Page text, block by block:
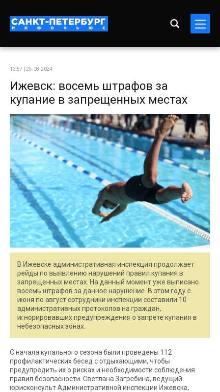
13:57 | 25-08-2024
Ижевск: восемь штрафов за
купание в запрещенных местах
В Ижевске административная инспекция продолжает
рейды по выявлению нарушений правил купания в
запрещенных местах. На данный момент уже выписано
восемь штрафов за данное нарушение. В этом году с
июня по август сотрудники инспекции составили 10
административных протоколов на граждан,
игнорировавших предупреждения о запрете купания в
небезопасных зонах.
С начала купального сезона были проведены 112
профилактических бесед с отдыхающими, чтобы
предупредить их о рисках и необходимости соблюдения
правил безопасности. Светлана Загребина, ведущий
юрисконсульт Административной инспекции Ижевска,